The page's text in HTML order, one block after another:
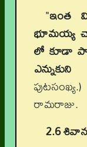
"ఇంత
భూమయ్య
లో కూడా
పుటసంఖ్య.)
రామరాజు.
2.6